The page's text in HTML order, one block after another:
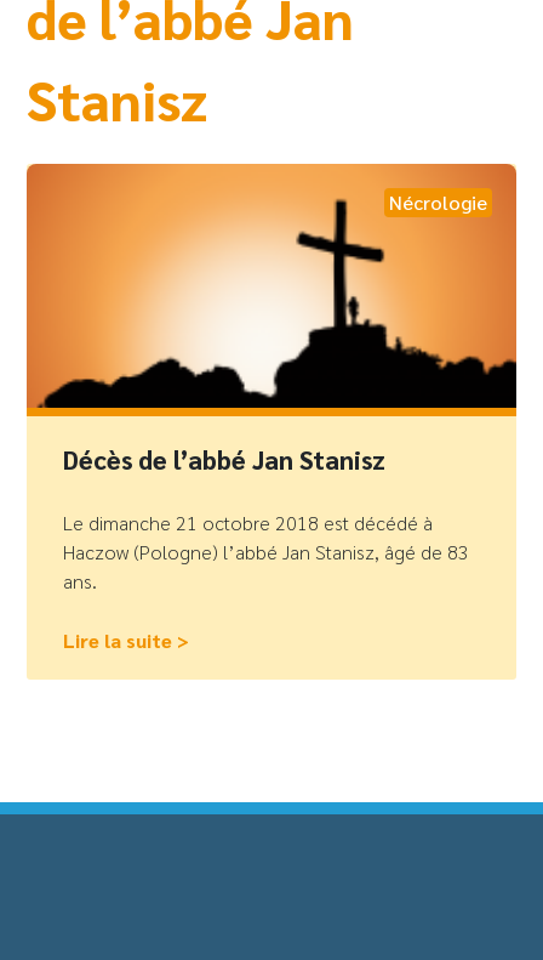
de l’abbé Jan
Stanisz
Nécrologie
Décès de l’abbé Jan Stanisz
Le dimanche 21 octobre 2018 est décédé à
Haczow (Pologne) l’abbé Jan Stanisz, âgé de 83
ans.
Lire la suite >